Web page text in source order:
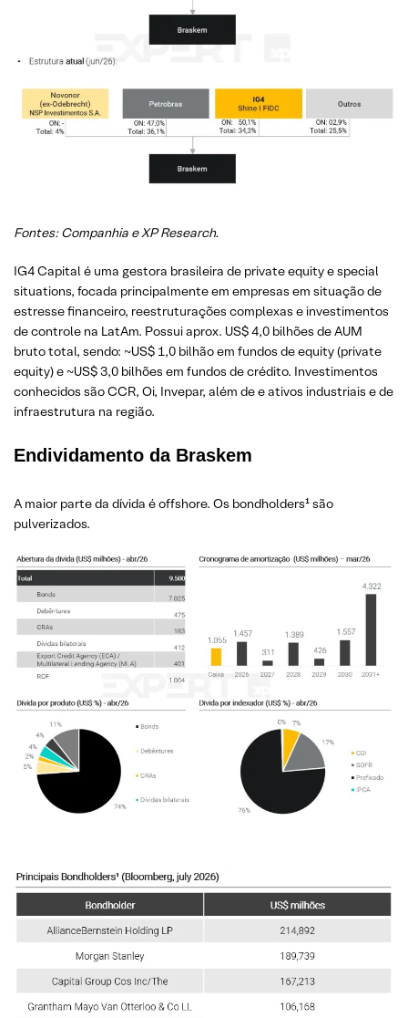
Fontes: Companhia e XP Research.
IG4 Capital é uma gestora brasileira de private equity e special
situations, focada principalmente em empresas em situação de
estresse financeiro, reestruturações complexas e investimentos
de controle na LatAm. Possui aprox. US$ 4,0 bilhões de AUM
bruto total, sendo: ~US$ 1,0 bilhão em fundos de equity (private
equity) e ~US$ 3,0 bilhões em fundos de crédito. Investimentos
conhecidos são CCR, Oi, Invepar, além de e ativos industriais e de
infraestrutura na região.
Endividamento da Braskem
A maior parte da dívida é offshore. Os bondholders¹ são
pulverizados.